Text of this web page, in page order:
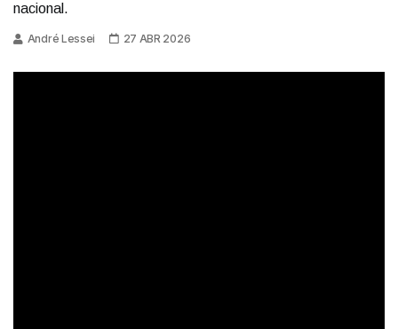
nacional.
André Lessei 27 ABR 2026